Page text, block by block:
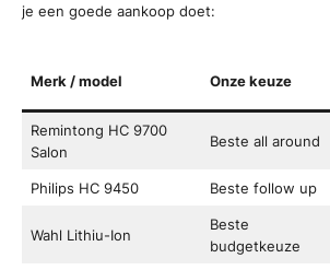
je een goede aankoop doet:
Merk / model Onze keuze
Remintong HC 9700
Salon
Beste all around
Philips HC 9450 Beste follow up
Wahl Lithiu-Ion
Beste
budgetkeuze